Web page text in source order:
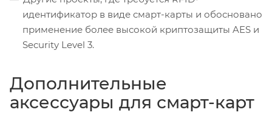
идентификатор в виде смарт-карты и обосновано
применение более высокой криптозащиты AES и
Security Level 3.
Дополнительные
аксессуары для смарт-карт